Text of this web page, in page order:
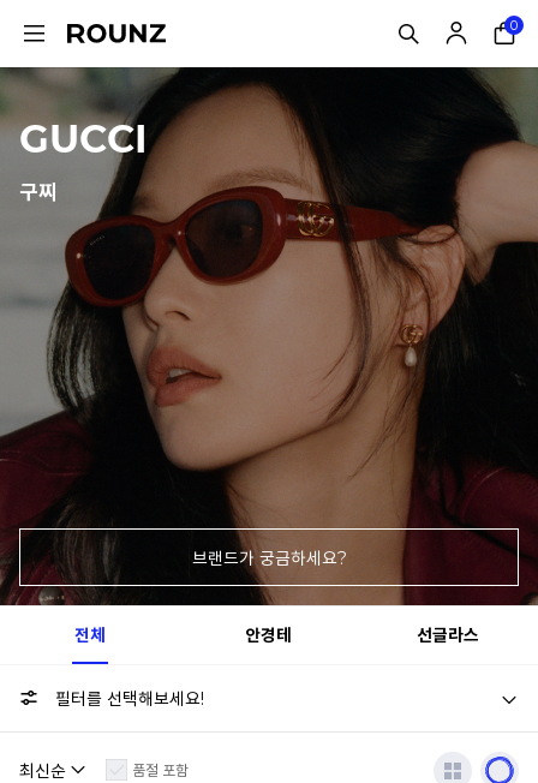
0
GUCCI
구찌
브랜드가 궁금하세요?
전체 안경테 선글라스
필터를 선택해보세요!
품절 포함